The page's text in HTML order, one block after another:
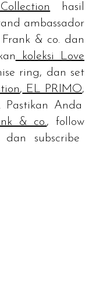
hasil
ambassador
& co. dan
koleksi Love
ring, dan set
, EL PRIMO,
Pastikan Anda
& co.,follow
dan subscribe